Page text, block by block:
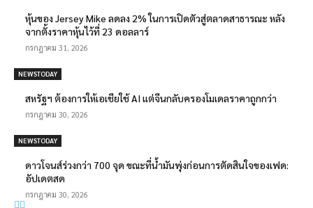
หุ้นของ Jersey Mike ลดลง 2% ในการเปิดตัวสู่ตลาดสาธารณะ หลัง
จากตั้งราคาหุ้นไว้ที่ 23 ดอลลาร์
กรกฎาคม 31, 2026
NEWSTODAY
สหรัฐฯ ต้องการให้เอเชียใช้ AI แต่จีนกลับครองโมเดลราคาถูกกว่า
กรกฎาคม 30, 2026
NEWSTODAY
ดาวโจนส์ร่วงกว่า 700 จุด ขณะที่น้ำมันพุ่งก่อนการตัดสินใจของเฟด:
อัปเดตสด
กรกฎาคม 30, 2026